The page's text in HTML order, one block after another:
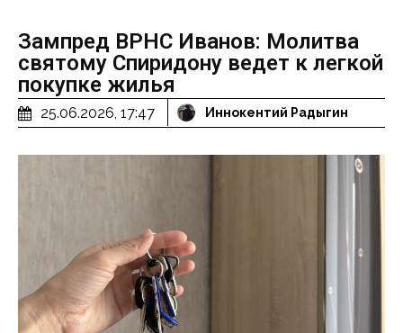
Зампред ВРНС Иванов: Молитва
святому Спиридону ведет к легкой
покупке жилья
25.06.2026, 17:47 Иннокентий Радыгин